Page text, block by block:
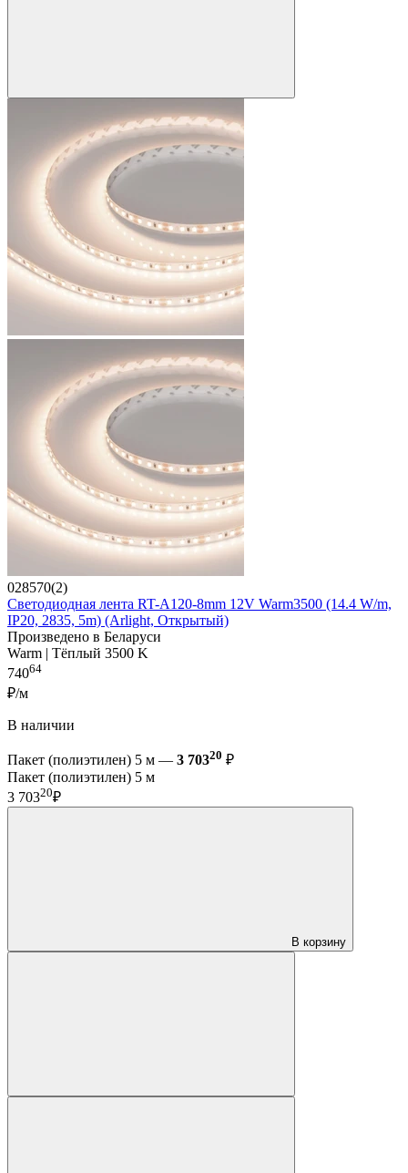
028570(2)
Светодиодная лента RT-A120-8mm 12V Warm3500 (14.4 W/m,
IP20, 2835, 5m) (Arlight, Открытый)
Произведено в Беларуси
Warm | Тёплый 3500 K
74064
₽/м
В наличии
Пакет (полиэтилен) 5 м — 3 70320 ₽
Пакет (полиэтилен) 5 м
3 70320₽
В корзину